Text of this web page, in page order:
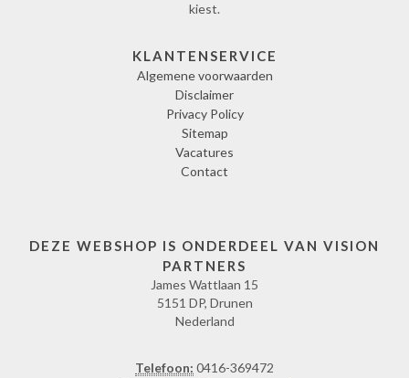
kiest.
KLANTENSERVICE
Algemene voorwaarden
Disclaimer
Privacy Policy
Sitemap
Vacatures
Contact
DEZE WEBSHOP IS ONDERDEEL VAN VISION
PARTNERS
James Wattlaan 15
5151 DP, Drunen
Nederland
Telefoon: 0416-369472